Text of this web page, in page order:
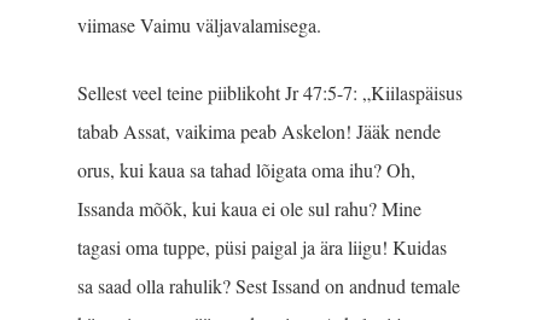
viimase Vaimu väljavalamisega.
Sellest veel teine piiblikoht Jr 47:5-7: „Kiilaspäisus
tabab Assat, vaikima peab Askelon! Jääk nende
orus, kui kaua sa tahad lõigata oma ihu? Oh,
Issanda mõõk, kui kaua ei ole sul rahu? Mine
tagasi oma tuppe, püsi paigal ja ära liigu! Kuidas
sa saad olla rahulik? Sest Issand on andnud temale